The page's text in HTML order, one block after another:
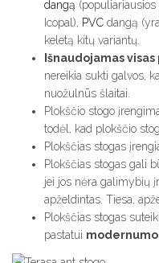
dangą (populiariausios
Icopal), PVC dangą
keletą kitų variantų.
Išnaudojamas
nereikia sukti galvos,
nuožulnūs šlaitai.
Plokščio stogo
todėl, kad plokščio
Plokščias stogas
Plokščias stogas gali
jei jos nėra galimybių
apželdintas. Tiesa,
Plokščias stogas
pastatui modernumo